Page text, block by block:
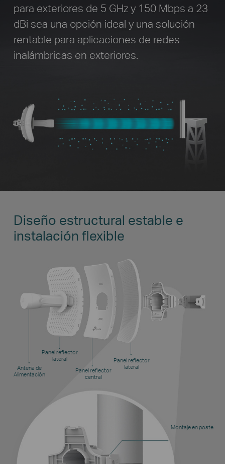
para exteriores de 5 GHz y 150 Mbps a 23
dBi sea una opción ideal y una solución
rentable para aplicaciones de redes
inalámbricas en exteriores.
Diseño estructural estable e
instalación flexible
Antena de
Alimentación
Panel reflector
lateral
Panel reflector
central
Panel reflector
lateral
Montaje en poste